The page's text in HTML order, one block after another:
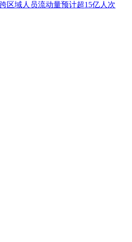
区域人员流动量预计超15亿人次